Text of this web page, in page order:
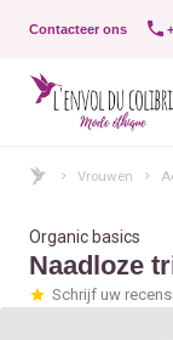
Contacteer ons
Vrouwen
Organic basics
Naadloze
Schrijf uw